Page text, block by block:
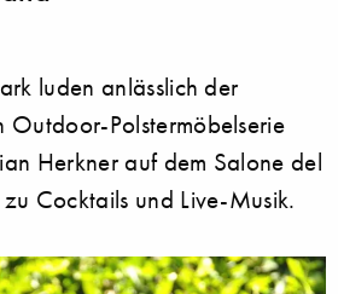
luden anlässlich der
Outdoor-Polstermöbelserie
Herkner auf dem Salone del
Cocktails und Live-Musik.